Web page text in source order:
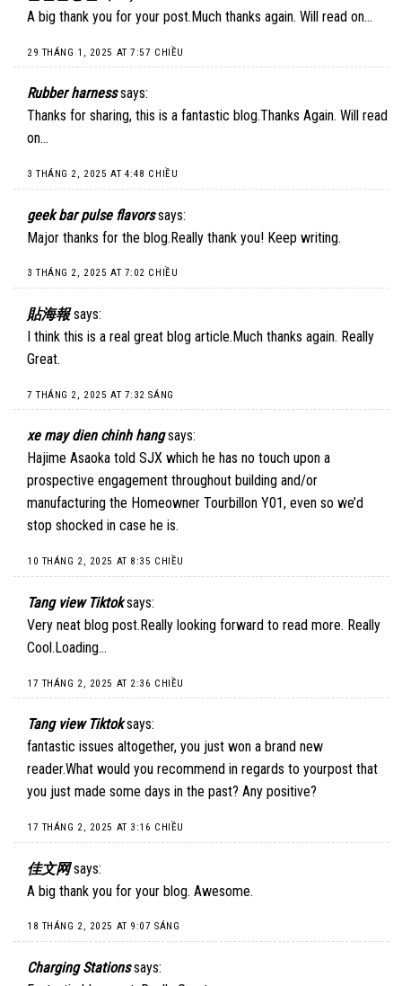
A big thank you for your post.Much thanks again. Will read on…
29 THÁNG 1, 2025 AT 7:57 CHIỀU
Rubber harness says:
Thanks for sharing, this is a fantastic blog.Thanks Again. Will read
on…
3 THÁNG 2, 2025 AT 4:48 CHIỀU
geek bar pulse flavors says:
Major thanks for the blog.Really thank you! Keep writing.
3 THÁNG 2, 2025 AT 7:02 CHIỀU
貼海報 says:
I think this is a real great blog article.Much thanks again. Really
Great.
7 THÁNG 2, 2025 AT 7:32 SÁNG
xe may dien chinh hang says:
Hajime Asaoka told SJX which he has no touch upon a
prospective engagement throughout building and/or
manufacturing the Homeowner Tourbillon Y01, even so we’d
stop shocked in case he is.
10 THÁNG 2, 2025 AT 8:35 CHIỀU
Tang view Tiktok says:
Very neat blog post.Really looking forward to read more. Really
Cool.Loading…
17 THÁNG 2, 2025 AT 2:36 CHIỀU
Tang view Tiktok says:
fantastic issues altogether, you just won a brand new
reader.What would you recommend in regards to yourpost that
you just made some days in the past? Any positive?
17 THÁNG 2, 2025 AT 3:16 CHIỀU
佳文网 says:
A big thank you for your blog. Awesome.
18 THÁNG 2, 2025 AT 9:07 SÁNG
Charging Stations says: